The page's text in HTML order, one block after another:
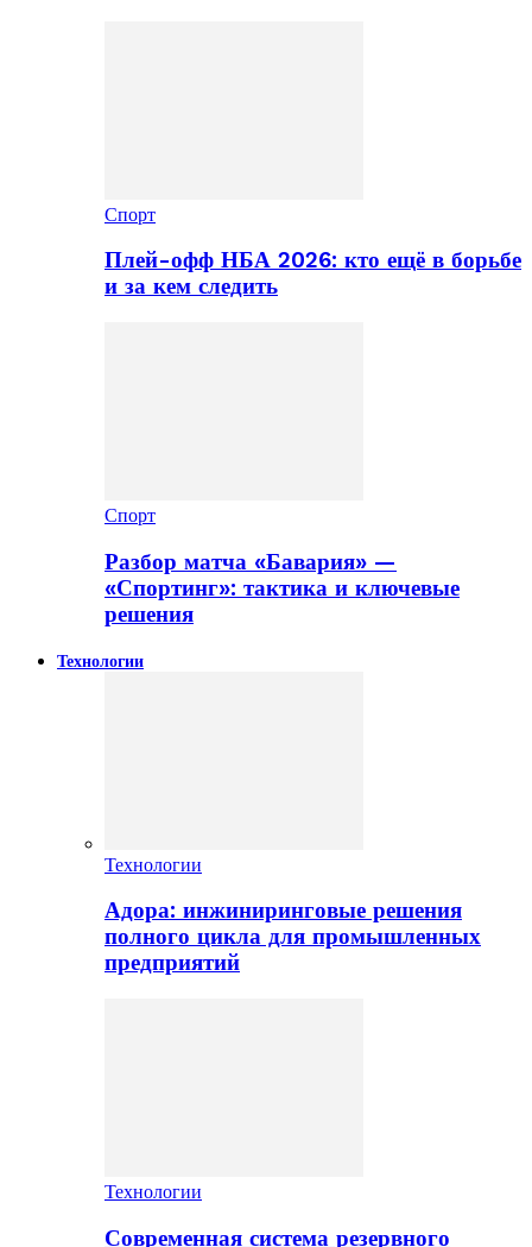
Спорт
Плей-офф НБА 2026: кто ещё в борьбе
и за кем следить
Спорт
Разбор матча «Бавария» —
«Спортинг»: тактика и ключевые
решения
Технологии
Технологии
Адора: инжиниринговые решения
полного цикла для промышленных
предприятий
Технологии
Современная система резервного